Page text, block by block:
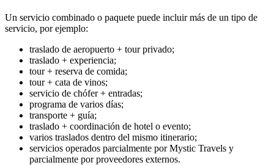
Un servicio combinado o paquete puede incluir más de un tipo de
servicio, por ejemplo:
traslado de aeropuerto + tour privado;
traslado + experiencia;
tour + reserva de comida;
tour + cata de vinos;
servicio de chófer + entradas;
programa de varios días;
transporte + guía;
traslado + coordinación de hotel o evento;
varios traslados dentro del mismo itinerario;
servicios operados parcialmente por Mystic Travels y
parcialmente por proveedores externos.